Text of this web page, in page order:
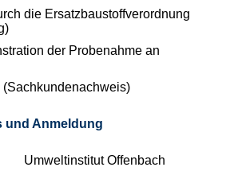
die Ersatzbaustoffverordnung
der Probenahme an
und Anmeldung
Umweltinstitut Offenbach